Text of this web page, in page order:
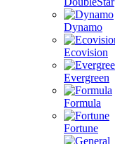
Dynamo
Ecovision
Evergreen
Formula
Fortune